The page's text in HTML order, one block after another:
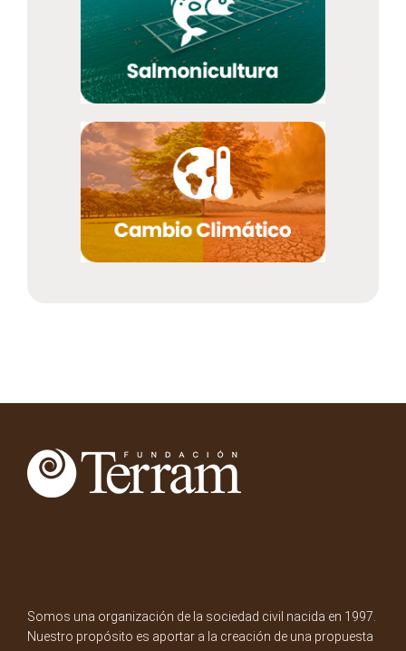
Somos una organización de la sociedad civil nacida en 1997.
Nuestro propósito es aportar a la creación de una propuesta